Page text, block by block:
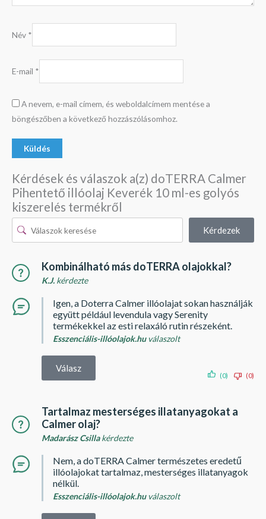
Név *
E-mail *
A nevem, e-mail címem, és weboldalcímem mentése a
böngészőben a következő hozzászólásomhoz.
Kérdések és válaszok a(z) doTERRA Calmer
Pihentető illóolaj Keverék 10 ml-es golyós
kiszerelés termékről
Kérdezek
Kombinálható más doTERRA olajokkal?
K.J. kérdezte
Igen, a Doterra Calmer illóolajat sokan használják
együtt például levendula vagy Serenity
termékekkel az esti relaxáló rutin részeként.
Esszenciális-illóolajok.huválaszolt
Válasz
(0) (0)
Tartalmaz mesterséges illatanyagokat a
Calmer olaj?
Madarász Csillakérdezte
Nem, a doTERRA Calmer természetes eredetű
illóolajokat tartalmaz, mesterséges illatanyagok
nélkül.
Esszenciális-illóolajok.huválaszolt